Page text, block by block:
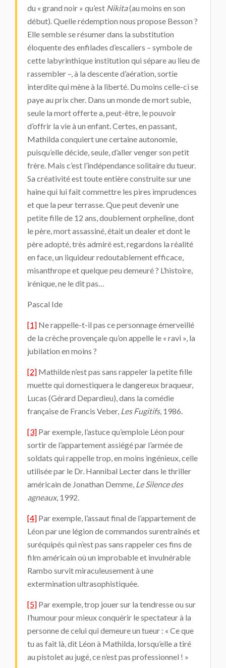
du « grand noir » qu’est Nikita(au moins en son
début). Quelle rédemption nous propose Besson ?
Elle semble se résumer dans la substitution
éloquente des enfilades d’escaliers – symbole de
cette labyrinthique institution qui sépare au lieu de
rassembler –, à la descente d’aération, sortie
interdite qui mène à la liberté. Du moins celle-ci se
paye au prix cher. Dans un monde de mort subie,
seule la mort offerte a, peut-être, le pouvoir
d’offrir la vie à un enfant. Certes, en passant,
Mathilda conquiert une certaine autonomie,
puisqu’elle décide, seule, d’aller venger son petit
frère. Mais c’est l’indépendance solitaire du tueur.
Sa créativité est toute entière construite sur une
haine qui lui fait commettre les pires imprudences
et que la peur terrasse. Que peut devenir une
petite fille de 12 ans, doublement orpheline, dont
le père, mort assassiné, était un dealer et dont le
père adopté, très admiré est, regardons la réalité
en face, un liquideur redoutablement efficace,
misanthrope et quelque peu demeuré ? L’histoire,
irénique, ne le dit pas…
Pascal Ide
[1] Ne rappelle-t-il pas ce personnage émerveillé
de la crèche provençale qu’on appelle le « ravi », la
jubilation en moins ?
[2] Mathilde n’est pas sans rappeler la petite fille
muette qui domestiquera le dangereux braqueur,
Lucas (Gérard Depardieu), dans la comédie
française de Francis Veber, Les Fugitifs, 1986.
[3] Par exemple, l’astuce qu’emploie Léon pour
sortir de l’appartement assiégé par l’armée de
soldats qui rappelle trop, en moins ingénieux, celle
utilisée par le Dr. Hannibal Lecter dans le thriller
américain de Jonathan Demme, Le Silence des
agneaux, 1992.
[4] Par exemple, l’assaut final de l’appartement de
Léon par une légion de commandos surentraînés et
suréquipés qui n’est pas sans rappeler ces fins de
film américain où un improbable et invulnérable
Rambo survit miraculeusement à une
extermination ultrasophistiquée.
[5] Par exemple, trop jouer sur la tendresse ou sur
l’humour pour mieux conquérir le spectateur à la
personne de celui qui demeure un tueur : « Ce que
tu as fait là, dit Léon à Mathilda, lorsqu’elle a tiré
au pistolet au jugé, ce n’est pas professionnel ! »